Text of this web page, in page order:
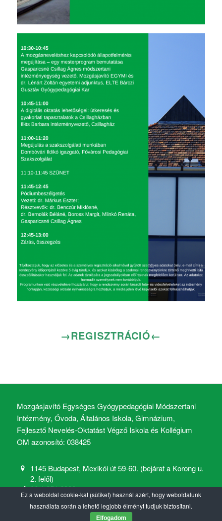
→REGISZTRÁCIÓ←
Mozgásjavító Egységes Gyógypedagógiai Módszertani
Intézmény, Óvoda, Általános Iskola, Gimnázium,
Fejlesztő Nevelés-Oktatást Végző Iskola és Kollégium
OM azonosító: 038425
1145 Budapest, Mexikói út 59-60. (bejárat a Korong u.
2. felől)
06 1 251 6900
mozgasjavito@mozgasjavito.com
Ez a weboldal cookie-kat (sütiket) használ azért, hogy weboldalunk
használata során a lehető legjobb élményt tudjuk biztosítani.
Elfogadom